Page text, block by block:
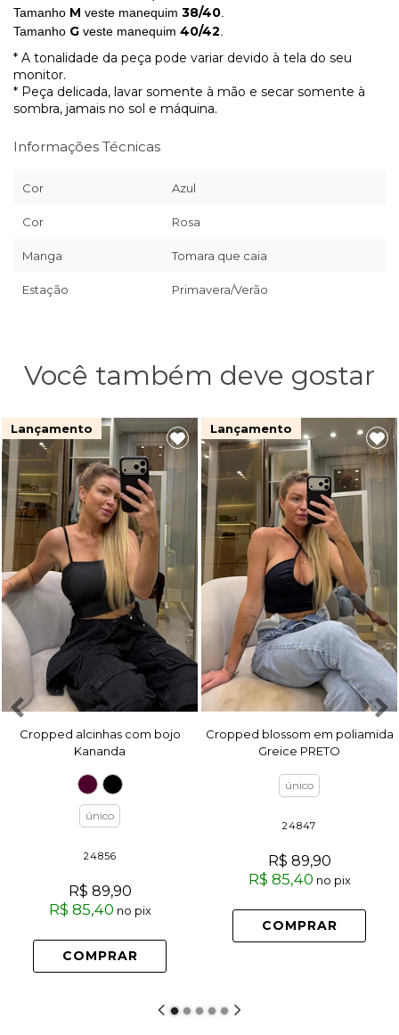
Tamanho M veste manequim 38/40
Tamanho G veste manequim 40/42
* A tonalidade da peça pode variar devido à tela do seu
monitor.
* Peça delicada, lavar somente à mão e secar somente à
sombra, jamais no sol e máquina.
Informações Técnicas
Cor Azul
Cor Rosa
Manga Tomara que caia
Estação Primavera/Verão
Você também deve gostar
Lançamento
Cropped alcinhas com bojo
Kananda
único
24856
R$ 89,90
R$ 85,40 no pix
COMPRAR
Lançamento
Cropped blossom em poliamida
Greice PRETO
único
24847
R$ 89,90
R$ 85,40 no pix
COMPRAR